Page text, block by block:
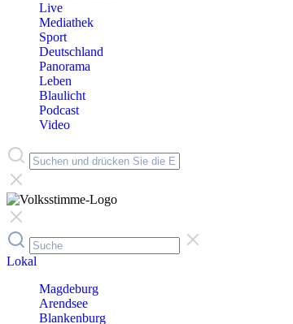
Live
Mediathek
Sport
Deutschland
Panorama
Leben
Blaulicht
Podcast
Video
Lokal
Magdeburg
Arendsee
Blankenburg